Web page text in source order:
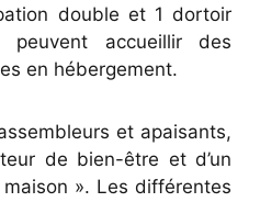
double et 1 dortoir
accueillir des
en hébergement.
et apaisants,
de bien-être et d’un
». Les différentes